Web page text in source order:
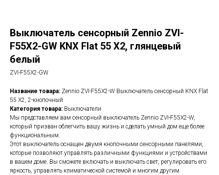
Выключатель сенсорный Zennio ZVI-
F55X2-GW KNX Flat 55 X2, глянцевый
белый
ZVI-F55X2-GW
Название товара: Zennio ZVI-F55X2-W Выключатель сенсорный KNX Flat
55 X2, 2-кнопочный
Категория товара: Выключатели
Мы представляем вам сенсорный выключатель Zennio ZVI-F55X2-W,
который призван облегчить вашу жизнь и сделать умный дом еще более
функциональным.
Этот выключатель оснащен двумя кнопочными сенсорными панелями,
которые позволяют управлять различными функциями и устройствами
в вашем доме. Вы сможете включать и выключать свет, регулировать его
яркость, управлять климатической системой и многим другим.